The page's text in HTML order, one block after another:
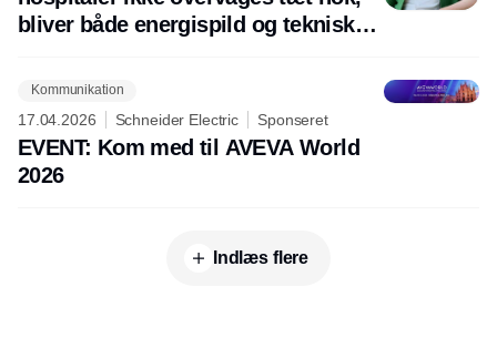
bliver både energispild og tekniske
Kommunikation
17.04.2026 Schneider Electric Sponseret
EVENT: Kom med til AVEVA World
2026
Indlæs flere